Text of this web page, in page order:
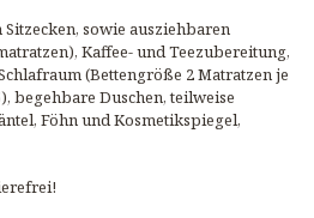
sowie ausziehbaren
Kaffee- und Teezubereitung,
(Bettengröße 2 Matratzen je
begehbare Duschen, teilweise
Föhn und Kosmetikspiegel,